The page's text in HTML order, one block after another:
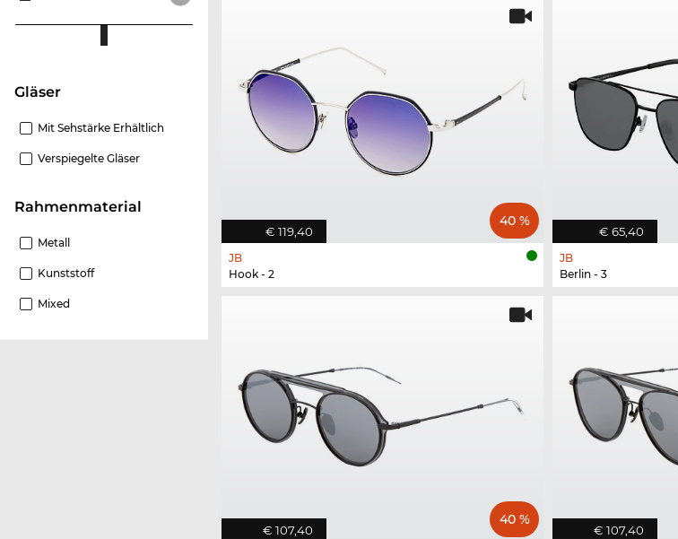
Gläser
Mit Sehstärke Erhältlich
Verspiegelte Gläser
Rahmenmaterial
Metall
Kunststoff
Mixed
€ 119,40
40 %
JB
Hook - 2
€ 65,40
JB
Berlin - 3
€ 107,40
40 %
€ 107,40